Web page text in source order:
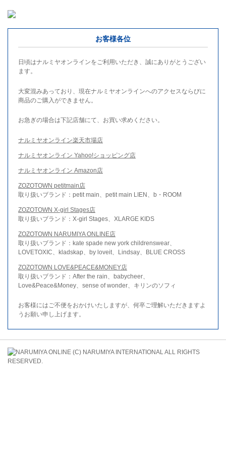
お客様各位
日頃はナルミヤオンラインをご利用いただき、誠にありがとうござい
ます。
大変混みあっており、現在ナルミヤオンラインへのアクセスならびに
商品のご購入ができません。
お急ぎの場合は下記店舗にて、お買い求めください。
ナルミヤオンライン楽天市場店
ナルミヤオンライン Yahoo!ショッピング店
ナルミヤオンライン Amazon店
ZOZOTOWN petitmain店
取り扱いブランド：petit main、petit main LIEN、b・ROOM
ZOZOTOWN X-girl Stages店
取り扱いブランド：X-girl Stages、XLARGE KIDS
ZOZOTOWN NARUMIYA ONLINE店
取り扱いブランド：kate spade new york childrenswear、
LOVETOXIC、kladskap、by loveit、Lindsay、BLUE CROSS
ZOZOTOWN LOVE&PEACE&MONEY店
取り扱いブランド：After the rain、babycheer、
Love&Peace&Money、sense of wonder、キリンのソフィ
お客様にはご不便をおかけいたしますが、何卒ご理解いただきますよ
うお願い申し上げます。